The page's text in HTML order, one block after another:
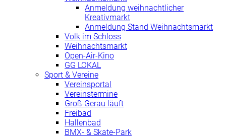
Anmeldung weihnachtlicher
Kreativmarkt
Anmeldung Stand Weihnachtsmarkt
Volk im Schloss
Weihnachtsmarkt
Open-Air-Kino
GG LOKAL
Sport & Vereine
Vereinsportal
Vereinstermine
Groß-Gerau läuft
Freibad
Hallenbad
BMX- & Skate-Park